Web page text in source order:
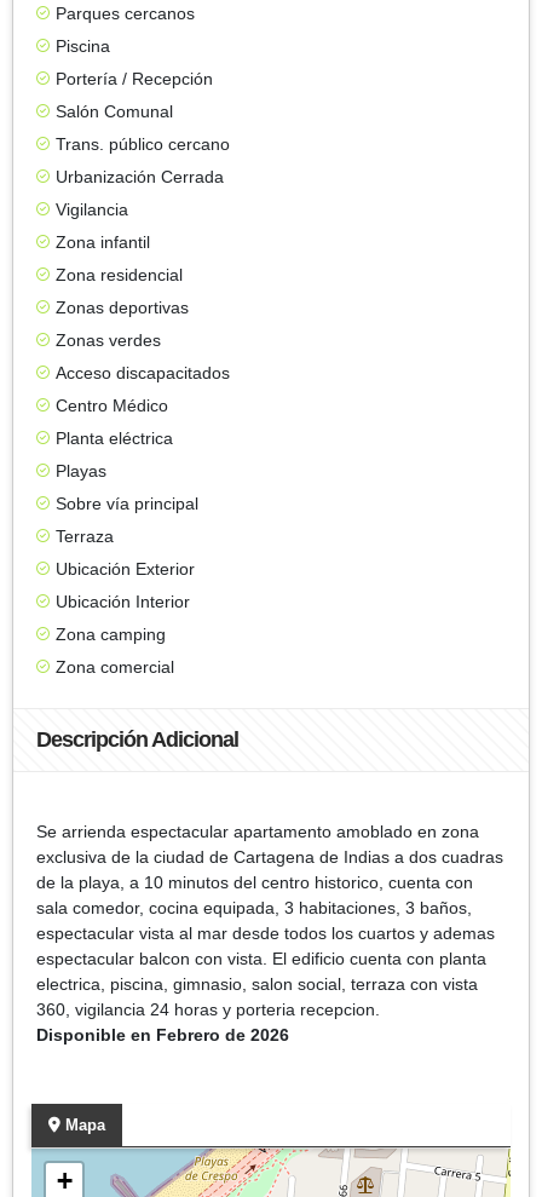
Parques cercanos
Piscina
Portería / Recepción
Salón Comunal
Trans. público cercano
Urbanización Cerrada
Vigilancia
Zona infantil
Zona residencial
Zonas deportivas
Zonas verdes
Acceso discapacitados
Centro Médico
Planta eléctrica
Playas
Sobre vía principal
Terraza
Ubicación Exterior
Ubicación Interior
Zona camping
Zona comercial
Descripción Adicional
Se arrienda espectacular apartamento amoblado en zona
exclusiva de la ciudad de Cartagena de Indias a dos cuadras
de la playa, a 10 minutos del centro historico, cuenta con
sala comedor, cocina equipada, 3 habitaciones, 3 baños,
espectacular vista al mar desde todos los cuartos y ademas
espectacular balcon con vista. El edificio cuenta con planta
electrica, piscina, gimnasio, salon social, terraza con vista
360, vigilancia 24 horas y porteria recepcion.
Disponible en Febrero de 2026
Mapa
+